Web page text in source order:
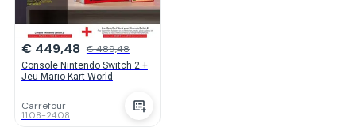
€ 449,48 € 489,48
Console Nintendo Switch 2 +
Jeu Mario Kart World
Carrefour
11.08-24.08